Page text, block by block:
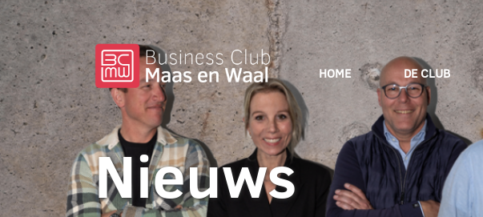
HOME DE CLUB
Nieuws